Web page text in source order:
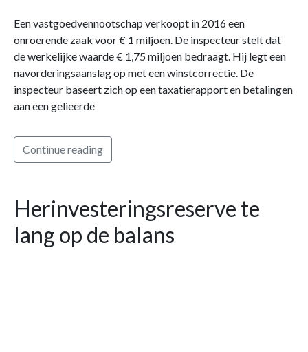
Een vastgoedvennootschap verkoopt in 2016 een
onroerende zaak voor € 1 miljoen. De inspecteur stelt dat
de werkelijke waarde € 1,75 miljoen bedraagt. Hij legt een
navorderingsaanslag op met een winstcorrectie. De
inspecteur baseert zich op een taxatierapport en betalingen
aan een gelieerde
Continue reading
Herinvesteringsreserve te
lang op de balans